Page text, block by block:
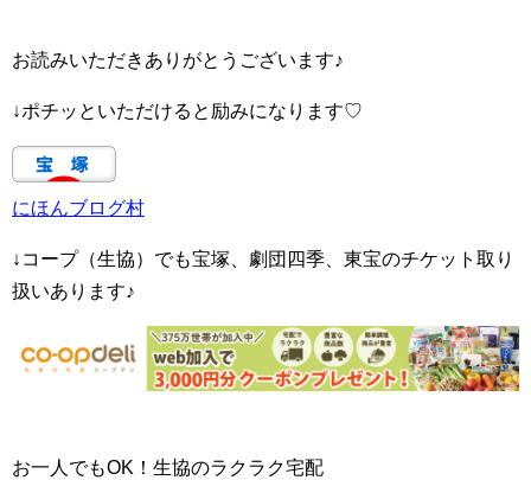
お読みいただきありがとうございます♪
↓ポチッといただけると励みになります♡
にほんブログ村
↓コープ（生協）でも宝塚、劇団四季、東宝のチケット取り
扱いあります♪
お一人でもOK！生協のラクラク宅配